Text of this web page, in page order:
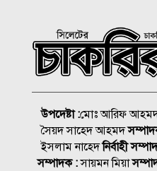
এবার
উপদেষ্টা :মোঃ আরিফ
সৈয়দ সাহেদ আহমদ
ইসলাম নাহেদনির্বাহী
সম্পাদক :সায়মন মিয়া